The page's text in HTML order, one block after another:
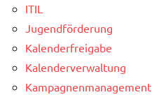
ITIL
Jugendförderung
Kalenderfreigabe
Kalenderverwaltung
Kampagnenmanagement